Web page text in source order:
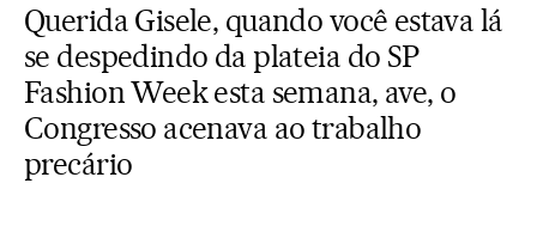
Querida Gisele, quando você estava lá
se despedindo da plateia do SP
Fashion Week esta semana, ave, o
Congresso acenava ao trabalho
precário